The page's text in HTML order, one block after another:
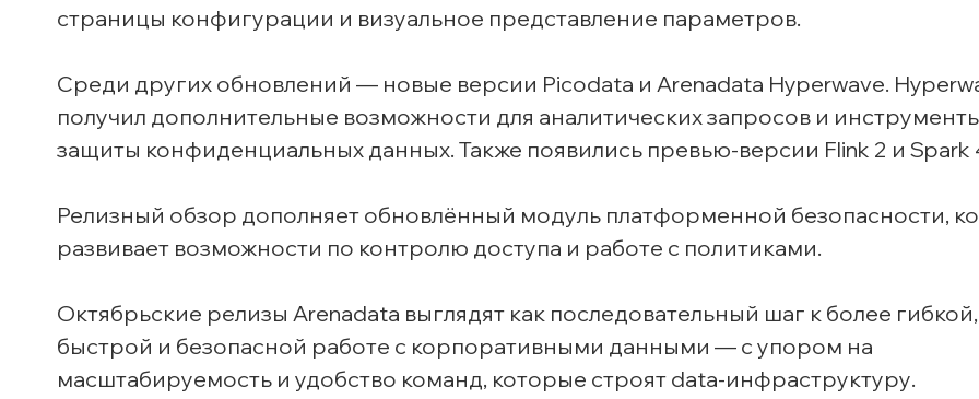
страницы конфигурации и визуальное представление параметров.
Среди других обновлений — новые версии Picodata и Arenadata Hyperwave.
получил дополнительные возможности для аналитических запросов и
защиты конфиденциальных данных. Также появились превью-версии Flink 2 и Spark
Релизный обзор дополняет обновлённый модуль платформенной безопасности,
развивает возможности по контролю доступа и работе с политиками.
Октябрьские релизы Arenadata выглядят как последовательный шаг к более гибкой,
быстрой и безопасной работе с корпоративными данными — с упором на
масштабируемость и удобство команд, которые строят data-инфраструктуру.